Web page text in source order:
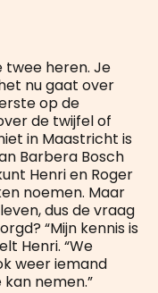
twee heren. Je
nu gaat over
op de
de twijfel of
in Maastricht is
Barbera Bosch
Henri en Roger
noemen. Maar
dus de vraag
“Mijn kennis is
Henri. “We
weer iemand
nemen.”